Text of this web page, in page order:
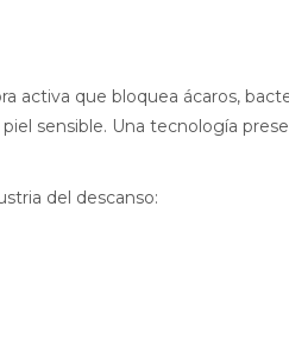
activa que bloquea ácaros,
sensible. Una tecnología
del descanso: